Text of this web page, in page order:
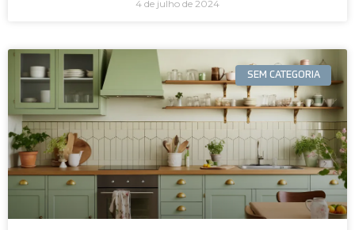
4 de julho de 2024
SEM CATEGORIA